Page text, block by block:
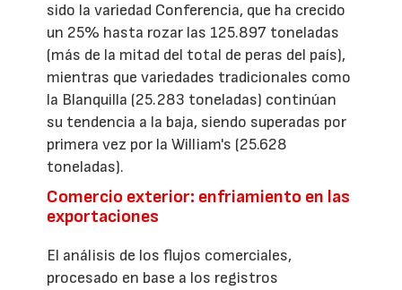
sido la variedad Conferencia, que ha crecido
un 25% hasta rozar las 125.897 toneladas
(más de la mitad del total de peras del país),
mientras que variedades tradicionales como
la Blanquilla (25.283 toneladas) continúan
su tendencia a la baja, siendo superadas por
primera vez por la William's (25.628
toneladas).
Comercio exterior: enfriamiento en las
exportaciones
El análisis de los flujos comerciales,
procesado en base a los registros